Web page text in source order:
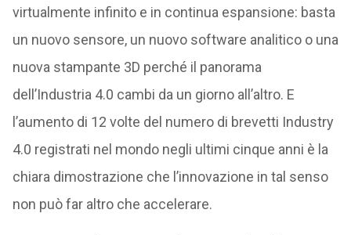
virtualmente infinito e in continua espansione: basta
un nuovo sensore, un nuovo software analitico o una
nuova stampante 3D perché il panorama
dell’Industria 4.0 cambi da un giorno all’altro. E
l’aumento di 12 volte del numero di brevetti Industry
4.0 registrati nel mondo negli ultimi cinque anni è la
chiara dimostrazione che l’innovazione in tal senso
non può far altro che accelerare.